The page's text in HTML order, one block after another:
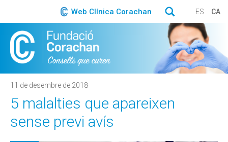
Web Clínica Corachan ES CA
11 de desembre de 2018
5 malalties que apareixen
sense previ avís